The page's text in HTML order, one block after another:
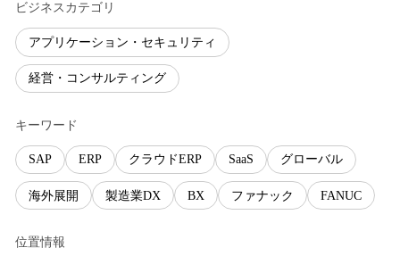
ビジネスカテゴリ
アプリケーション・セキュリティ
経営・コンサルティング
キーワード
SAP ERP クラウドERP SaaS グローバル
海外展開 製造業DX BX ファナック FANUC
位置情報